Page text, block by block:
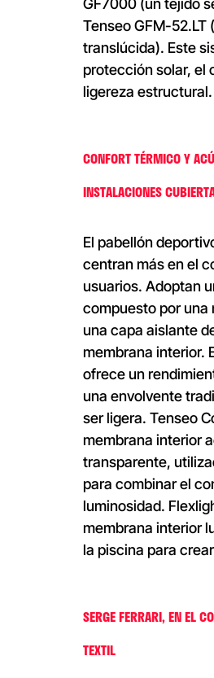
GF7000 (un tejido
Tenseo GFM-
translúcida). Este
protección solar, el
ligereza estructural.
CONFORT TÉRMICO Y
INSTALACIONES
El pabellón
centran más en el
usuarios. Adoptan
compuesto por una
una capa aislante
membrana interior.
ofrece un
una envolvente
ser ligera. Tenseo
membrana interior
transparente,
para combinar el
luminosidad.
membrana interior
la piscina para
SERGE FERRARI, EN EL
TEXTIL